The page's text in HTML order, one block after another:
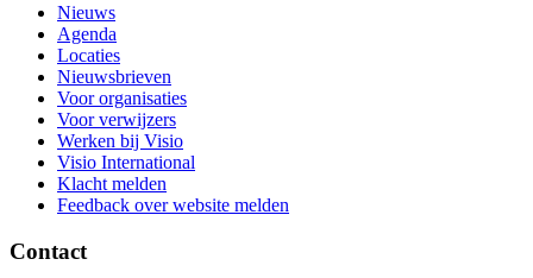
Nieuws
Agenda
Locaties
Nieuwsbrieven
Voor organisaties
Voor verwijzers
Werken bij Visio
Visio International
Klacht melden
Feedback over website melden
Contact